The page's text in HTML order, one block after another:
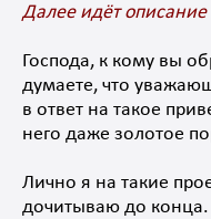
Далее идёт описание
Господа, к кому вы
думаете, что
в ответ на такое
него даже золотое
Лично я на такие
дочитываю до конца.